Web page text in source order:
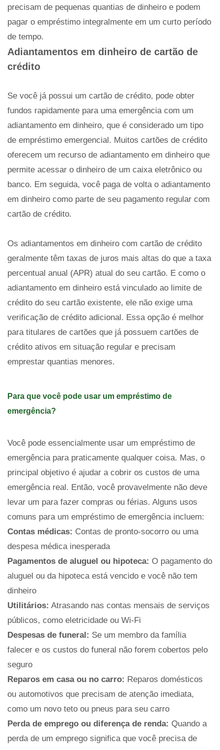
precisam de pequenas quantias de dinheiro e podem
pagar o empréstimo integralmente em um curto período
de tempo.
Adiantamentos em dinheiro de cartão de
crédito
Se você já possui um cartão de crédito, pode obter
fundos rapidamente para uma emergência com um
adiantamento em dinheiro, que é considerado um tipo
de empréstimo emergencial. Muitos cartões de crédito
oferecem um recurso de adiantamento em dinheiro que
permite acessar o dinheiro de um caixa eletrônico ou
banco. Em seguida, você paga de volta o adiantamento
em dinheiro como parte de seu pagamento regular com
cartão de crédito.
Os adiantamentos em dinheiro com cartão de crédito
geralmente têm taxas de juros mais altas do que a taxa
percentual anual (APR) atual do seu cartão. E como o
adiantamento em dinheiro está vinculado ao limite de
crédito do seu cartão existente, ele não exige uma
verificação de crédito adicional. Essa opção é melhor
para titulares de cartões que já possuem cartões de
crédito ativos em situação regular e precisam
emprestar quantias menores.
Para que você pode usar um empréstimo de
emergência?
Você pode essencialmente usar um empréstimo de
emergência para praticamente qualquer coisa. Mas, o
principal objetivo é ajudar a cobrir os custos de uma
emergência real. Então, você provavelmente não deve
levar um para fazer compras ou férias. Alguns usos
comuns para um empréstimo de emergência incluem:
Contas médicas: Contas de pronto-socorro ou uma
despesa médica inesperada
Pagamentos de aluguel ou hipoteca: O pagamento do
aluguel ou da hipoteca está vencido e você não tem
dinheiro
Utilitários: Atrasando nas contas mensais de serviços
públicos, como eletricidade ou Wi-Fi
Despesas de funeral: Se um membro da família
falecer e os custos do funeral não forem cobertos pelo
seguro
Reparos em casa ou no carro: Reparos domésticos
ou automotivos que precisam de atenção imediata,
como um novo teto ou pneus para seu carro
Perda de emprego ou diferença de renda: Quando a
perda de um emprego significa que você precisa de